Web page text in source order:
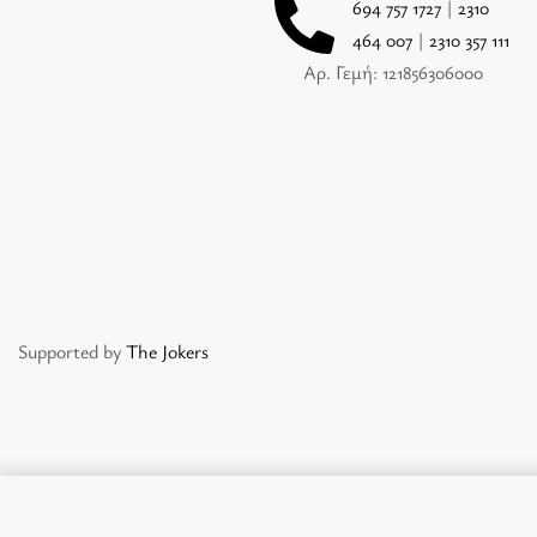
694 757 1727| 2310
464 007 | 2310 357 111
Αρ. Γεμή: 121856306000
Supported byThe Jokers